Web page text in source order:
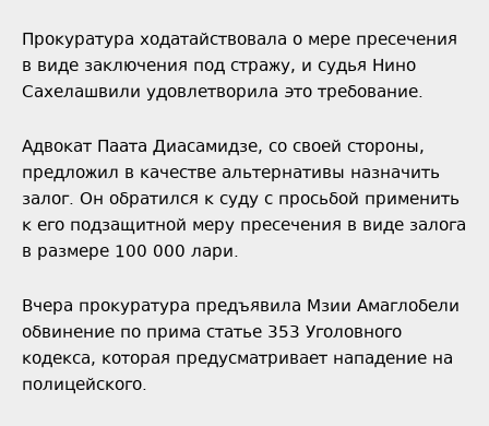
Прокуратура ходатайствовала о мере пресечения
в виде заключения под стражу, и судья Нино
Сахелашвили удовлетворила это требование.
Адвокат Паата Диасамидзе, со своей стороны,
предложил в качестве альтернативы назначить
залог. Он обратился к суду с просьбой применить
к его подзащитной меру пресечения в виде залога
в размере 100 000 лари.
Вчера прокуратура предъявила Мзии Амаглобели
обвинение по прима статье 353 Уголовного
кодекса, которая предусматривает нападение на
полицейского.